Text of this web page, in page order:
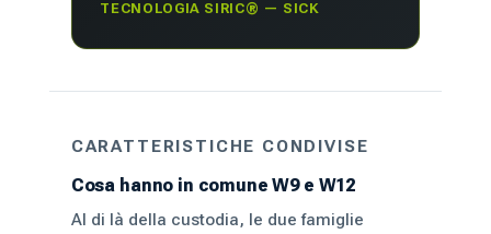
TECNOLOGIA SIRIC® — SICK
CARATTERISTICHE CONDIVISE
Cosa hanno in comune W9 e W12
Al di là della custodia, le due famiglie